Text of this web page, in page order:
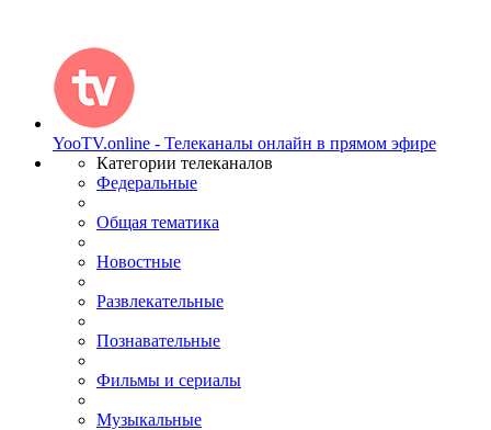
YooTV.online - Телеканалы онлайн в прямом эфире
Категории телеканалов
Федеральные
Общая тематика
Новостные
Развлекательные
Познавательные
Фильмы и сериалы
Музыкальные